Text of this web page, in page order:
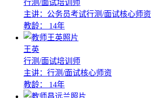
行测/面试培训师
主讲：公务员考试行测/面试核心师资
教龄：
14年
王英
行测/面试培训师
主讲：行测/面试核心师资
教龄：
14年